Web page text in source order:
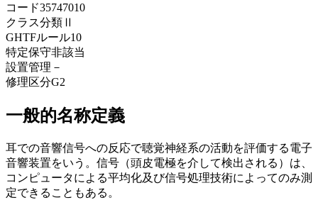
コード35747010
クラス分類 Ⅱ
GHTFルール10
特定保守非該当
設置管理 －
修理区分G2
一般的名称定義
耳での音響信号への反応で聴覚神経系の活動を評価する電子
音響装置をいう。信号（頭皮電極を介して検出される）は、
コンピュータによる平均化及び信号処理技術によってのみ測
定できることもある。